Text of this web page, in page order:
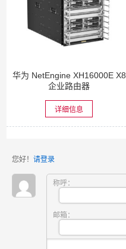
华为 NetEngine XH16000E X8
企业路由器
详细信息
您好！ 请登录
称呼：
邮箱：